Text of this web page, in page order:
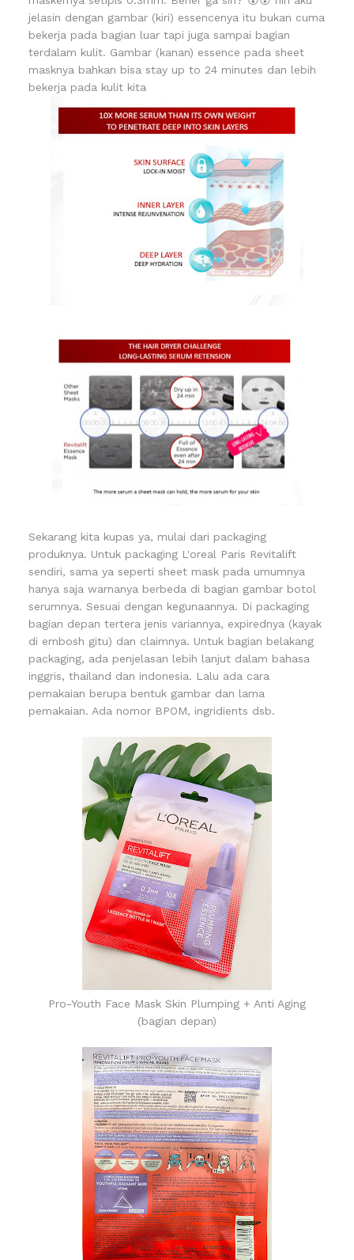
jelasin dengan gambar (kiri) essencenya itu bukan cuma
bekerja pada bagian luar tapi juga sampai bagian
terdalam kulit. Gambar (kanan) essence pada sheet
masknya bahkan bisa stay up to 24 minutes dan lebih
bekerja pada kulit kita
Sekarang kita kupas ya, mulai dari packaging
produknya. Untuk packaging L'oreal Paris Revitalift
sendiri, sama ya seperti sheet mask pada umumnya
hanya saja warnanya berbeda di bagian gambar botol
serumnya. Sesuai dengan kegunaannya. Di packaging
bagian depan tertera jenis variannya, expirednya (kayak
di embosh gitu) dan claimnya. Untuk bagian belakang
packaging, ada penjelasan lebih lanjut dalam bahasa
inggris, thailand dan indonesia. Lalu ada cara
pemakaian berupa bentuk gambar dan lama
pemakaian. Ada nomor BPOM, ingridients dsb.
Pro-Youth Face Mask Skin Plumping + Anti Aging
(bagian depan)